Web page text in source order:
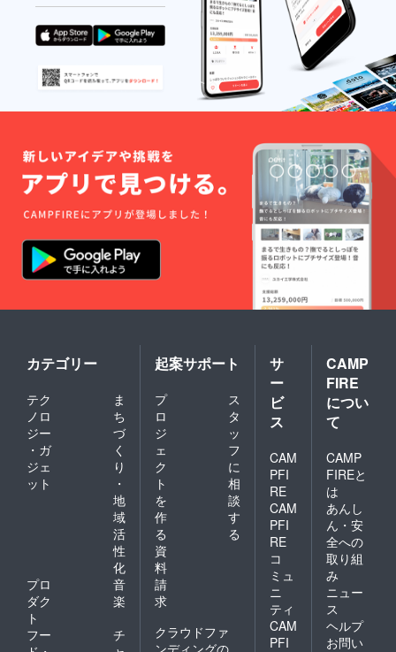
カテゴリー
テク
ノロ
ジー
・ガ
ジェ
ット
ま
ち
づ
く
り
・
地
域
活
性
化
プロ
ダク
ト
音
楽
フー
チ
起案サポート
プ
ロ
ジ
ェ
ク
ト
を
作
る
ス
タ
ッ
フ
に
相
談
す
る
資
料
請
求
クラウドファ
サ
ー
ビ
ス
CAM
PFI
RE
CAM
PFI
RE
コ
ミュ
ニ
ティ
CAM
PFI
CAMP
FIRE
につい
て
CAMP
FIREと
は
あんし
ん・安
全への
取り組
み
ニュー
ス
ヘルプ
お問い